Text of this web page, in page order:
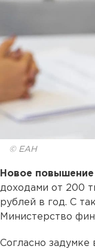
© ЕАН
Новое
доходами от 200
рублей в год. С
Министерство
Согласно задумке